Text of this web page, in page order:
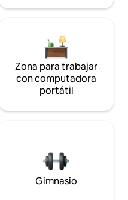
Zona para trabajar
con computadora
portátil
Gimnasio